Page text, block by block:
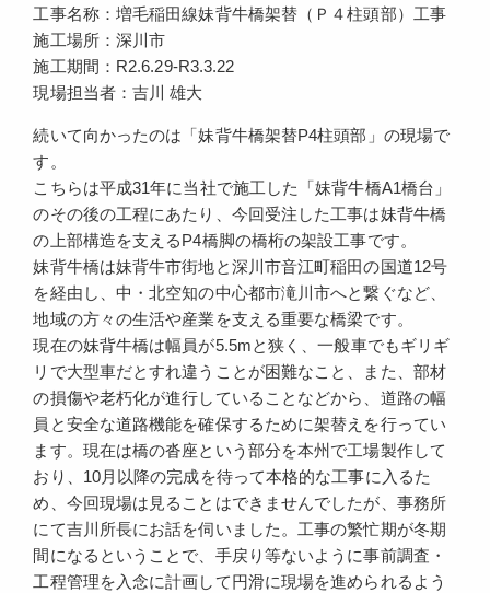
工事名称：増毛稲田線妹背牛橋架替（Ｐ４柱頭部）工事
施工場所：深川市
施工期間：R2.6.29-R3.3.22
現場担当者：吉川 雄大
続いて向かったのは「妹背牛橋架替P4柱頭部」の現場で
す。
こちらは平成31年に当社で施工した「妹背牛橋A1橋台」
のその後の工程にあたり、今回受注した工事は妹背牛橋
の上部構造を支えるP4橋脚の橋桁の架設工事です。
妹背牛橋は妹背牛市街地と深川市音江町稲田の国道12号
を経由し、中・北空知の中心都市滝川市へと繋ぐなど、
地域の方々の生活や産業を支える重要な橋梁です。
現在の妹背牛橋は幅員が5.5mと狭く、一般車でもギリギ
リで大型車だとすれ違うことが困難なこと、また、部材
の損傷や老朽化が進行していることなどから、道路の幅
員と安全な道路機能を確保するために架替えを行ってい
ます。現在は橋の沓座という部分を本州で工場製作して
おり、10月以降の完成を待って本格的な工事に入るた
め、今回現場は見ることはできませんでしたが、事務所
にて吉川所長にお話を伺いました。工事の繁忙期が冬期
間になるということで、手戻り等ないように事前調査・
工程管理を入念に計画して円滑に現場を進められるよう